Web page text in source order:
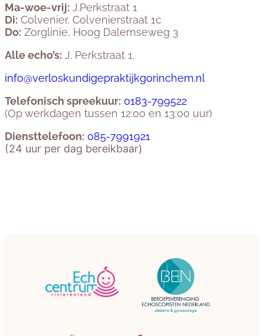
Ma-woe-vrij: J.Perkstraat 1
Di: Colvenier, Colvenierstraat 1c
Do: Zorglinie, Hoog Dalemseweg 3
Alle echo’s: J. Perkstraat 1.
info@verloskundigepraktijkgorinchem.nl
Telefonisch spreekuur: 0183-799522
(Op werkdagen tussen 12:00 en 13:00 uur)
Diensttelefoon: 085-7991921
(24 uur per dag bereikbaar)